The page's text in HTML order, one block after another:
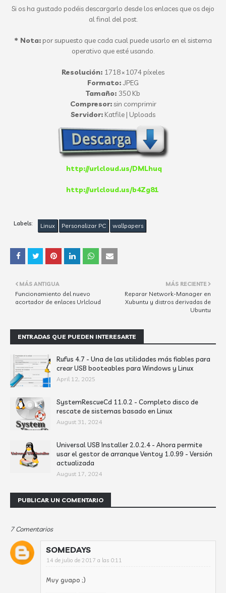
Si os ha gustado podéis descargarlo desde los enlaces que os dejo
al final del post.
* Nota:por supuesto que cada cual puede usarlo en el sistema
operativo que esté usando.
Resolución: 1718 × 1074 píxeles
Formato:JPEG
Tamaño: 350 Kb
Compresor:sin comprimir
Servidor: Katfile | Uploads
http://urlcloud.us/DMLhuq
http://urlcloud.us/b4Zg81
Labels: Linux Personalizar PC wallpapers
MÁS RECIENTE
Reparar Network-Manager en
Xubuntu y distros derivadas de
Ubuntu
MÁS ANTIGUA
Funcionamiento del nuevo
acortador de enlaces Urlcloud
ENTRADAS QUE PUEDEN INTERESARTE
Rufus 4.7 - Una de las utilidades más fiables para
crear USB booteables para Windows y Linux
April 12, 2025
SystemRescueCd 11.0.2 - Completo disco de
rescate de sistemas basado en Linux
August 31, 2024
Universal USB Installer 2.0.2.4 - Ahora permite
usar el gestor de arranque Ventoy 1.0.99 - Versión
actualizada
August 17, 2024
PUBLICAR UN COMENTARIO
7 Comentarios
SOMEDAYS
14 de julio de 2017 a las 0:11
Muy guapo ;)